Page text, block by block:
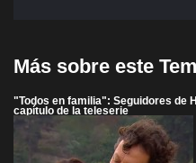
Más sobre este
"Todos en familia": Seguidores de
capítulo de la teleserie